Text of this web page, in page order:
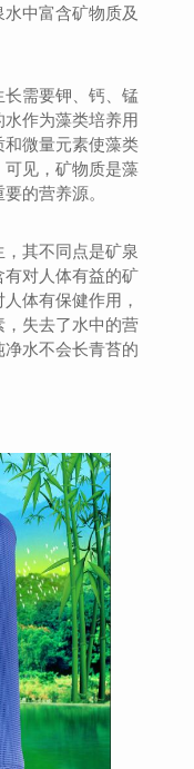
中富含矿物质及
需要钾、钙、锰
作为藻类培养用
微量元素使藻类
见，矿物质是藻
的营养源。
其不同点是矿泉
对人体有益的矿
体有保健作用，
失去了水中的营
水不会长青苔的